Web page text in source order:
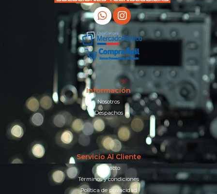
Información
Nosotros
Despachos
Servicio Al Cliente
Contacto
Términos y condiciones
Política de privacidad